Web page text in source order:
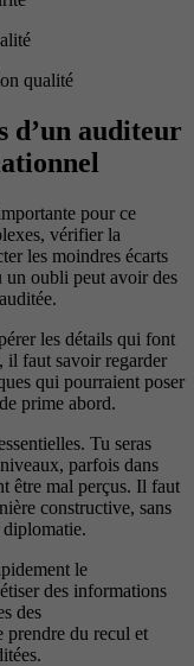
qualité
d’un auditeur
pour ce
vérifier la
les moindres écarts
un oubli peut avoir des
les détails qui font
il faut savoir regarder
qui pourraient poser
prime abord.
Tu seras
parfois dans
être mal perçus. Il faut
constructive, sans
diplomatie.
le
des informations
des
prendre du recul et